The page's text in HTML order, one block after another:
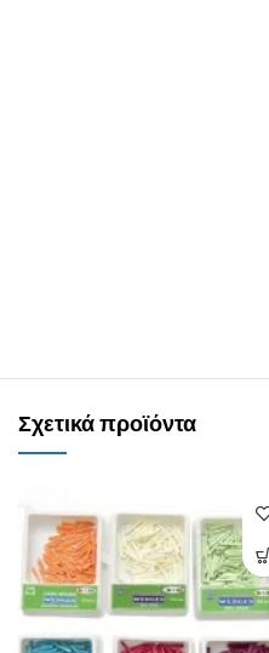
Σχετικά προϊόντα